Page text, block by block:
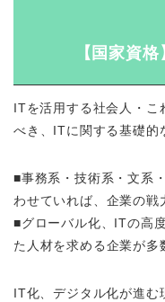
【国家資
ITを活用する社会人・こ
べき、ITに関する基礎的
■事務系・技術系・文系
わせていれば、企業の戦
■グローバル化、ITの高
た人材を求める企業が多
IT化、デジタル化が進む